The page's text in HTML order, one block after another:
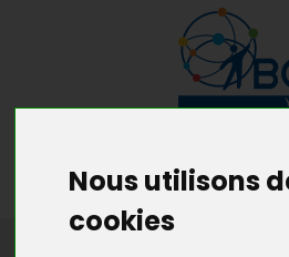
Nous utilisons
cookies
ACCUEIL>L’ACTU DE BGE YVELINES